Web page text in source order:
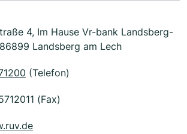
4, Im Hause Vr-bank Landsberg-
Landsberg am Lech
(Telefon)
(Fax)